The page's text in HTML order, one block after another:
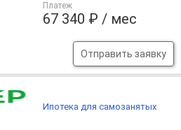
Платеж
67 340 ₽ / мес
Отправить заявку
Ипотека для самозанятых